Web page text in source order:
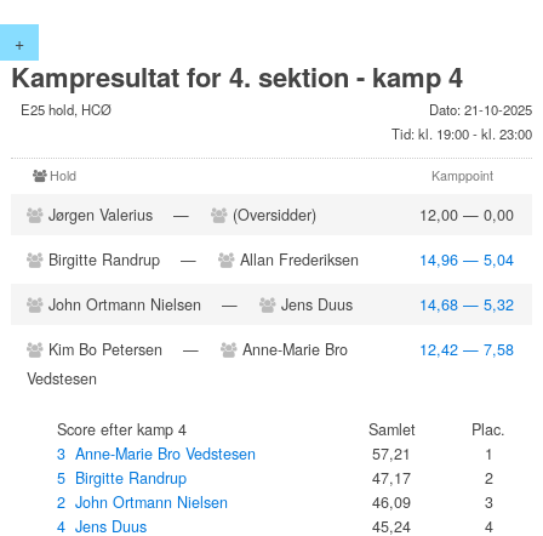
+
Kampresultat for 4. sektion - kamp 4
E25 hold, HCØ
Dato: 21-10-2025
Tid: kl. 19:00 - kl. 23:00
Hold Kamppoint
Jørgen Valerius — (Oversidder) 12,00 — 0,00
Birgitte Randrup — Allan Frederiksen 14,96 — 5,04
John Ortmann Nielsen — Jens Duus 14,68 — 5,32
Kim Bo Petersen —
Anne-Marie Bro
Vedstesen
12,42 — 7,58
Score efter kamp 4 Samlet
Plac.
3 Anne-Marie Bro Vedstesen
57,21
1
5 Birgitte Randrup
47,17
2
2 John Ortmann Nielsen
46,09
3
4 Jens Duus
45,24
4